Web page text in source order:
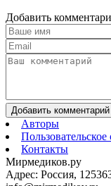
Добавить
Добавить комментарий
Авторы
Контакты
Мирмедиков.ру
Адрес: Россия,